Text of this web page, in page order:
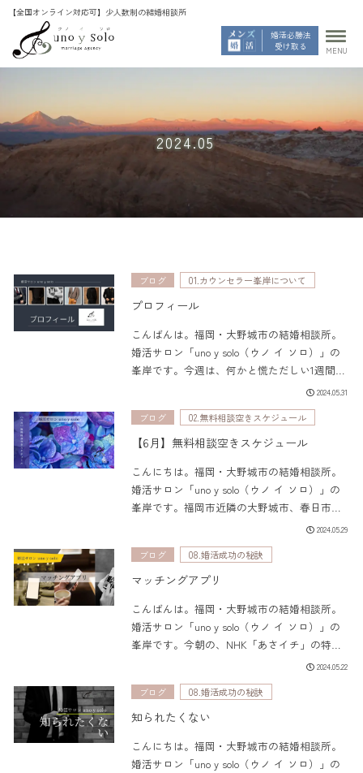
婚活必勝法
受け取る
2024.05
ブログ 01.カウンセラー峯岸について
プロフィール
こんばんは。福岡・大野城市の結婚相談所。
婚活サロン「uno y solo（ウノ イ ソロ）」の
峯岸です。今週は、何かと慌ただしい1週間で
した＾＾；来月（明日）から活動スタートす
るご入会者さまのプロフィール作りに全集中
しておりました。ご入会を...
2024.05.31
ブログ 02.無料相談空きスケジュール
【6月】無料相談空きスケジュール
こんにちは。福岡・大野城市の結婚相談所。
婚活サロン「uno y solo（ウノ イ ソロ）」の
峯岸です。福岡市近隣の大野城市、春日市、
太宰府市、筑紫野市、那珂川市を中心に、真
剣に人生のパートナーを探している方々の婚
活サポートを行っています。...
2024.05.29
ブログ 08.婚活成功の秘訣
マッチングアプリ
こんばんは。福岡・大野城市の結婚相談所。
婚活サロン「uno y solo（ウノ イ ソロ）」の
峯岸です。今朝の、NHK「あさイチ」の特集
見ました？【マッチングアプリ】についてで
した。そこで、今日の締めくくりに、婚活カ
ウンセラー目線での感想を...
2024.05.22
ブログ 08.婚活成功の秘訣
知られたくない
こんにちは。福岡・大野城市の結婚相談所。
婚活サロン「uno y solo（ウノ イ ソロ）」の
MENU